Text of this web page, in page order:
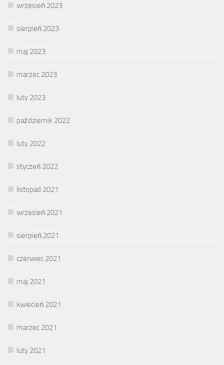
wrzesień 2023
sierpień 2023
maj 2023
marzec 2023
luty 2023
październik 2022
luty 2022
styczeń 2022
listopad 2021
wrzesień 2021
sierpień 2021
czerwiec 2021
maj 2021
kwiecień 2021
marzec 2021
luty 2021